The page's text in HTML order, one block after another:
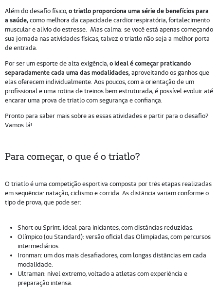
Além do desafio físico,o triatlo proporciona uma série de benefícios para
a saúde,como melhora da capacidade cardiorrespiratória, fortalecimento
muscular e alívio do estresse. Mas calma: se você está apenas começando
sua jornada nas atividades físicas, talvez o triatlo não seja a melhor porta
de entrada.
Por ser um esporte de alta exigência,o ideal é começar praticando
separadamente cada uma das modalidades,aproveitando os ganhos que
elas oferecem individualmente. Aos poucos, com a orientação de um
profissional e uma rotina de treinos bem estruturada, é possível evoluir até
encarar uma prova de triatlo com segurança e confiança.
Pronto para saber mais sobre as essas atividades e partir para o desafio?
Vamos lá!
Para começar, o que é o triatlo?
O triatlo é uma competição esportiva composta por três etapas realizadas
em sequência: natação, ciclismo e corrida. As distância variam conforme o
tipo de prova, que pode ser:
Short ou Sprint: ideal para iniciantes, com distâncias reduzidas.
Olímpico (ou Standard): versão oficial das Olimpíadas, com percursos
intermediários.
Ironman: um dos mais desafiadores, com longas distâncias em cada
modalidade.
Ultraman: nível extremo, voltado a atletas com experiência e
preparação intensa.